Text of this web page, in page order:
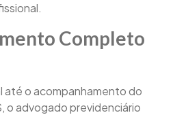
Completo
até o acompanhamento do
o advogado previdenciário